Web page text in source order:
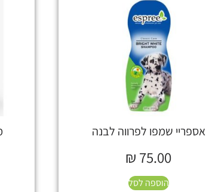
אספריי שמפו לפרווה לבנה
₪ 75.00
הוספה לסל